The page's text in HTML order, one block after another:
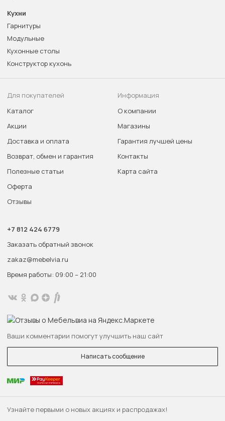
Узнайте первыми о новых акциях и распродажах!
Кухни
Гарнитуры
Модульные
Кухонные столы
Конструктор кухонь
Для покупателей
Каталог
Акции
Доставка и оплата
Возврат, обмен и гарантия
Полезные статьи
Оферта
Отзывы
Информация
О компании
Магазины
Гарантия лучшей цены
Контакты
Карта сайта
+7 812 424 6779
Заказать обратный звонок
zakaz@mebelvia.ru
Время работы: 09:00 – 21:00
Ваши комментарии помогут улучшить наш сайт
Написать сообщение